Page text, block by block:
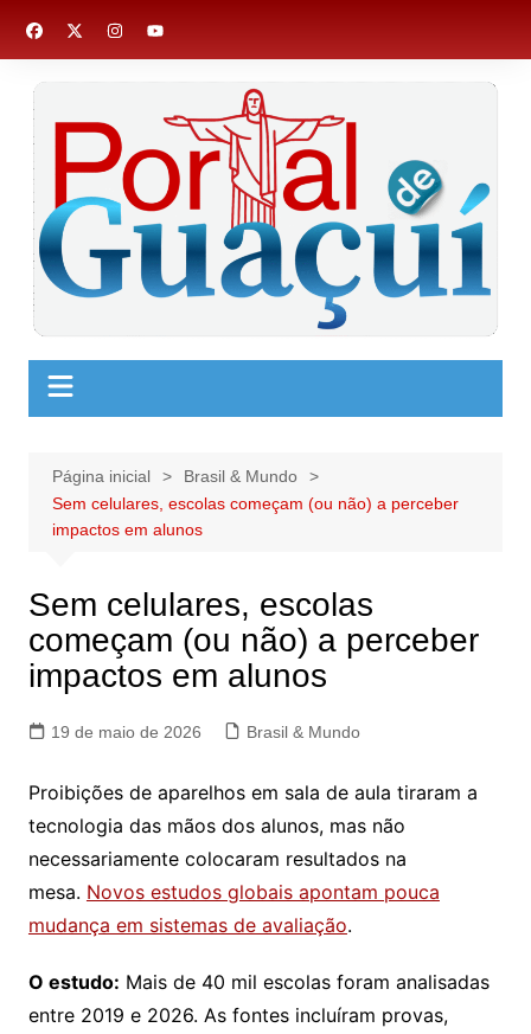
para
Página inicial
Brasil & Mundo
Sem celulares, escolas começam (ou não) a perceber
impactos em alunos
Sem celulares, escolas
começam (ou não) a perceber
impactos em alunos
19 de maio de 2026 Brasil & Mundo
Proibições de aparelhos em sala de aula tiraram a
tecnologia das mãos dos alunos, mas não
necessariamente colocaram resultados na
mesa. Novos estudos globais apontam pouca
mudança em sistemas de avaliação.
O estudo: Mais de 40 mil escolas foram analisadas
entre 2019 e 2026. As fontes incluíram provas,